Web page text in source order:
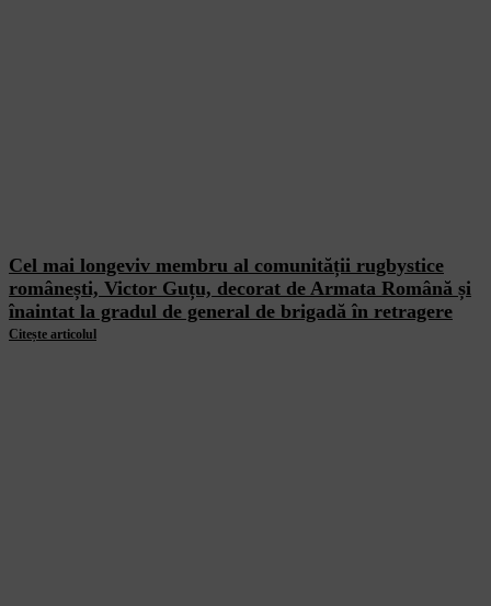
Cel mai longeviv membru al comunității rugbystice
românești, Victor Guțu, decorat de Armata Română și
înaintat la gradul de general de brigadă în retragere
Citește articolul